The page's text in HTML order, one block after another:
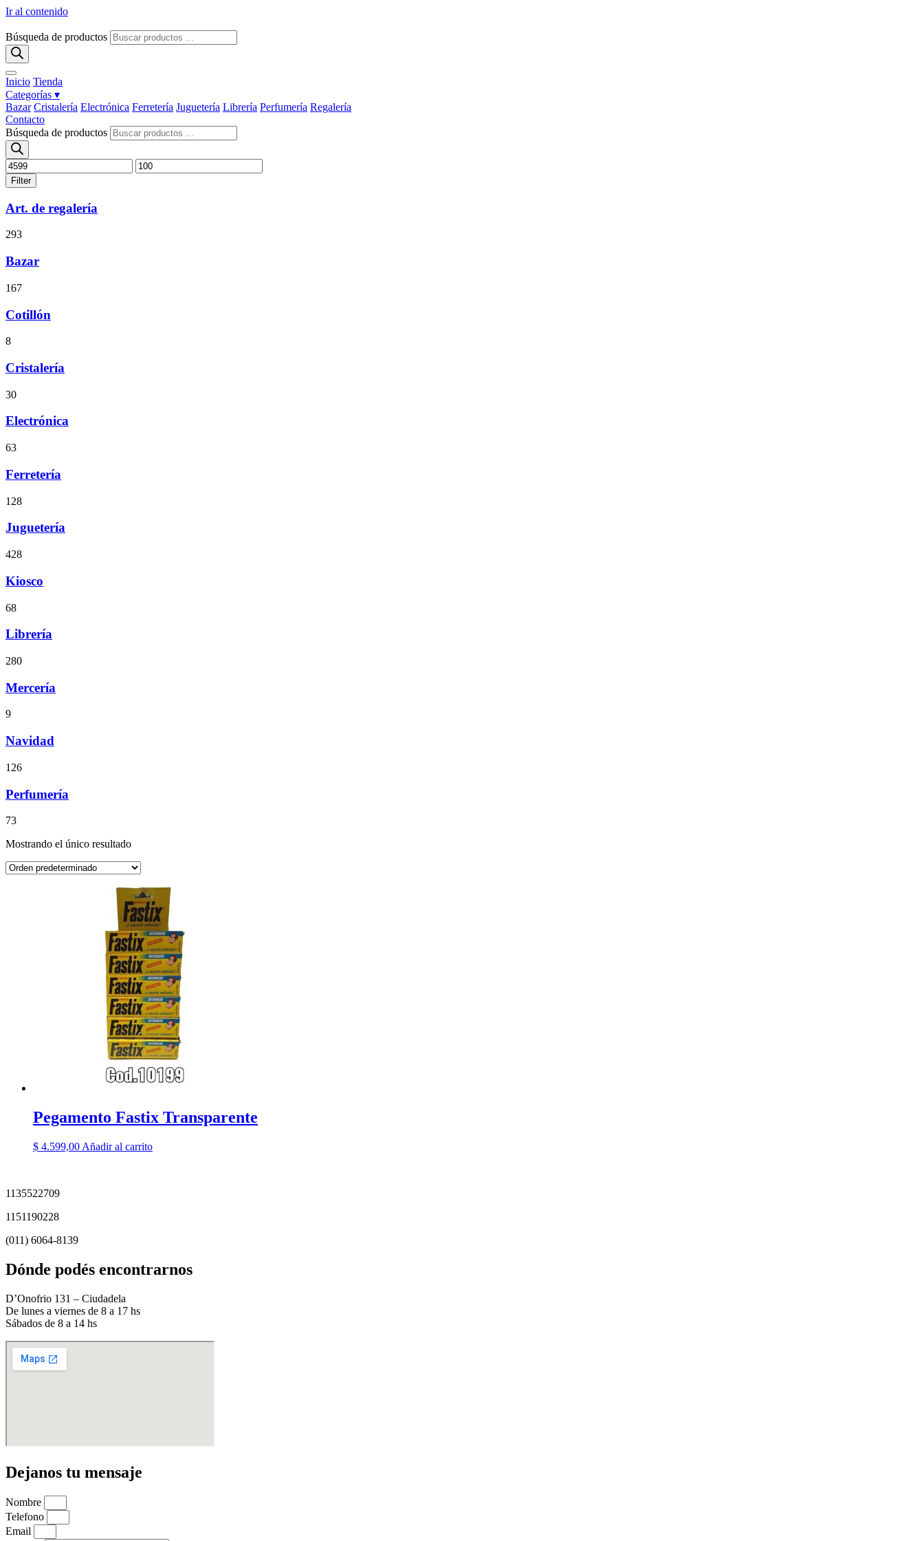
Ir al contenido
Búsqueda de productos
Inicio Tienda
Categorías ▾
Bazar Cristalería Electrónica Ferretería Juguetería Librería Perfumería Regalería
Contacto
Búsqueda de productos
Filter
Art. de regalería
293
Bazar
167
Cotillón
8
Cristalería
30
Electrónica
63
Ferretería
128
Juguetería
428
Kiosco
68
Librería
280
Mercería
9
Navidad
126
Perfumería
73
Mostrando el único resultado
Pegamento Fastix Transparente
$ 4.599,00 Añadir al carrito
1135522709
1151190228
(011) 6064-8139
Dónde podés encontrarnos
D’Onofrio 131 – Ciudadela
De lunes a viernes de 8 a 17 hs
Sábados de 8 a 14 hs
Dejanos tu mensaje
Nombre
Telefono
Email